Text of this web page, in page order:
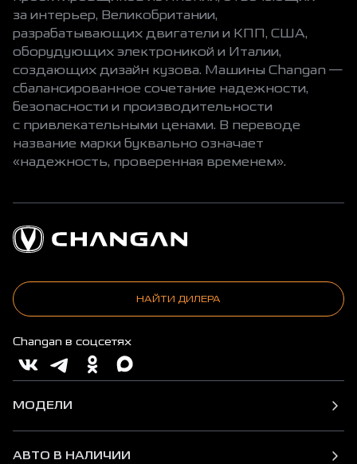
за интерьер, Великобритании,
разрабатывающих двигатели и КПП, США,
оборудующих электроникой и Италии,
создающих дизайн кузова. Машины Changan —
сбалансированное сочетание надежности,
безопасности и производительности
с привлекательными ценами. В переводе
название марки буквально означает
«надежность, проверенная временем».
НАЙТИ ДИЛЕРА
Changan в соцсетях
МОДЕЛИ
АВТО В НАЛИЧИИ